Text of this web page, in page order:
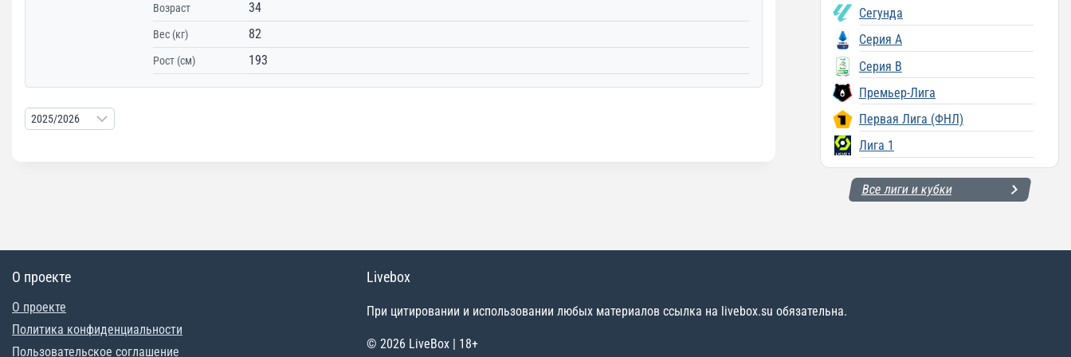
Возраст 34
Вес (кг) 82
Рост (см) 193
Сегунда
Серия A
Серия B
Премьер-Лига
Первая Лига (ФНЛ)
Лига 1
Все лиги и кубки
О проекте
О проекте
Политика конфиденциальности
Пользовательское соглашение
Livebox
При цитировании и использовании любых материалов ссылка на livebox.su обязательна.
© 2026 LiveBox | 18+